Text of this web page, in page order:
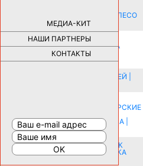
МЕДИА-КИТ
НАШИ ПАРТНЕРЫ
КОНТАКТЫ
КАК ДЕВУШКЕ ПОМЕНЯТЬ КОЛЕСО
НА АВТОМОБИЛЕ |69190
НОВЫЕ РАЗРАБОТКИ ДЛЯ
ОЗДОРОВЛЕНИЯ ОРГАНИЗМА
ПЛАТФОРМА ШУМАННА 3Д И
КАПСУЛА ЗДОРОВЬЯ |28297
ИСТОРИЯ НАКЛАДНЫХ НОГТЕЙ |
КОМНАТУ: ХИТРЫЕ ДИЗАЙНЕРСКИЕ
РАСШИРЕНИЯ ПРОСТРАНСТВА |
16206
СОБИРАЕМСЯ НА ПРАЗДНИК К
МОЛОДОЖЕНАМ: ПОДГОТОВКА